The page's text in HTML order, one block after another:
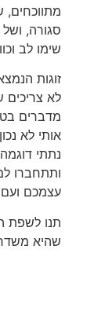
סגורה, ושל
שימו לב
זוגות
לא צריכים
מדברים
אותי לא
נתתי
ותתחברו
עצמכם ועם
תנו לשפת
שהיא